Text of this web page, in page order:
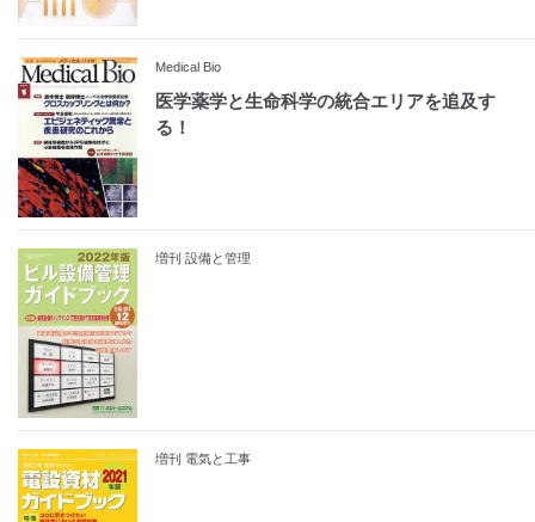
Medical Bio
医学薬学と生命科学の統合エリアを追及す
る！
増刊 設備と管理
増刊 電気と工事